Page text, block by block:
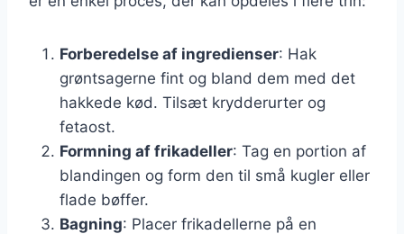
Forberedelse af ingredienser: Hak
grøntsagerne fint og bland dem med det
hakkede kød. Tilsæt krydderurter og
fetaost.
Formning af frikadeller: Tag en portion af
blandingen og form den til små kugler eller
flade bøffer.
Bagning: Placer frikadellerne på en